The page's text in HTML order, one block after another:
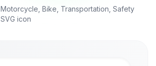
Motorcycle, Bike, Transportation, Safety
SVG icon